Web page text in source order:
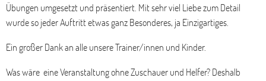
Übungen umgesetzt und präsentiert. Mit sehr viel Liebe zum Detail
wurde so jeder Auftritt etwas ganz Besonderes, ja Einzigartiges.
Ein großer Dank an alle unsere Trainer/innen und Kinder.
Was wäre eine Veranstaltung ohne Zuschauer und Helfer? Deshalb